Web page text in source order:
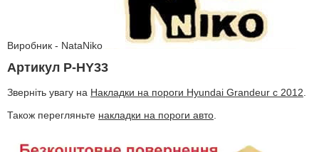
Виробник - NataNiko
Артикул P-HY33
Зверніть увагу на Накладки на пороги Hyundai Grandeur c 2012
Також перегляньте накладки на пороги авто